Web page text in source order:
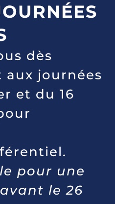
dès
journées
et du 16
pour une
le 26